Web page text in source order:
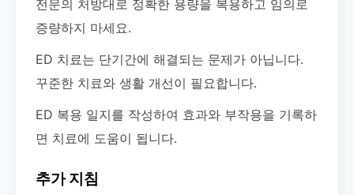
전문의 처방대로 정확한 용량을 복용하고 임의로
증량하지 마세요.
ED 치료는 단기간에 해결되는 문제가 아닙니다.
꾸준한 치료와 생활 개선이 필요합니다.
ED 복용 일지를 작성하여 효과와 부작용을 기록하
면 치료에 도움이 됩니다.
추가 지침